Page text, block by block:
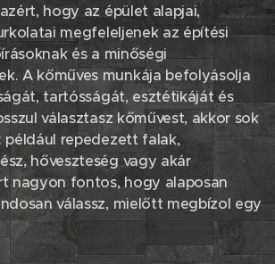
hogy az épület alapjai,
megfeleljenek az építési
és a minőségi
A kőműves munkája befolyásolja
tartósságát, esztétikáját és
választasz kőművest, akkor sok
például repedezett falak,
hőveszteség vagy akár
nagyon fontos, hogy alaposan
válassz, mielőtt megbízol egy